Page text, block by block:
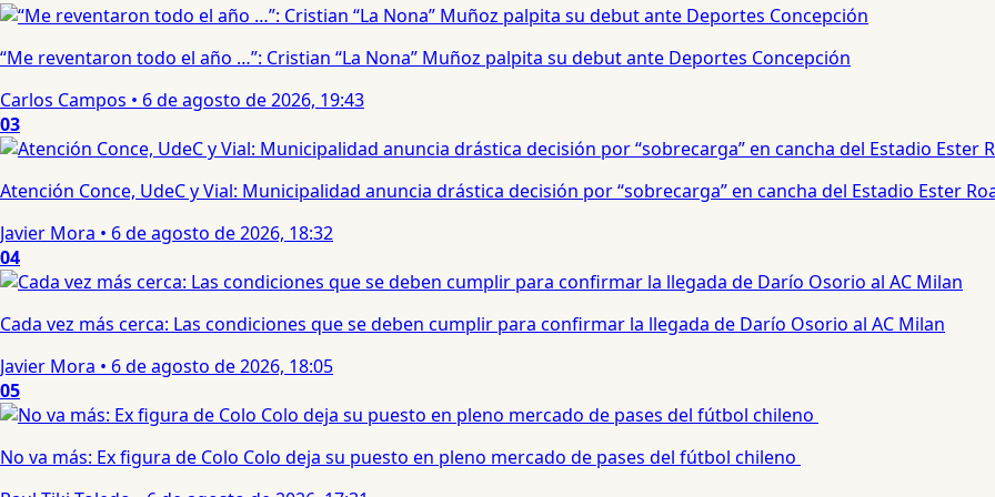
“Me reventaron todo el año …”: Cristian “La Nona” Muñoz palpita su debut ante Deportes Concepción
Carlos Campos • 6 de agosto de 2026, 19:43
03
Atención Conce, UdeC y Vial: Municipalidad anuncia drástica decisión por “sobrecarga” en cancha del Estadio Ester
Javier Mora • 6 de agosto de 2026, 18:32
04
Cada vez más cerca: Las condiciones que se deben cumplir para confirmar la llegada de Darío Osorio al AC Milan
Javier Mora • 6 de agosto de 2026, 18:05
05
No va más: Ex figura de Colo Colo deja su puesto en pleno mercado de pases del fútbol chileno